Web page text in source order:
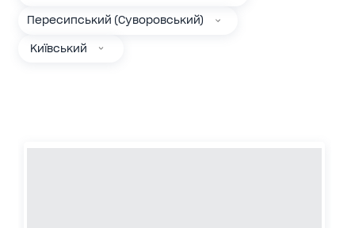
Пересипський (Суворовський)
Київський